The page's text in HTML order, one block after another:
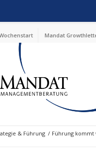
Mandat
& Führung / Führung kommt